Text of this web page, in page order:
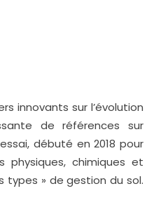
innovants sur l’évolution
de références sur
débuté en 2018 pour
physiques, chimiques et
types » de gestion du sol.